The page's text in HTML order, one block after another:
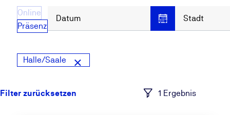
Online
Präsenz
Datum Stadt
Halle/Saale
1 Ergebnis